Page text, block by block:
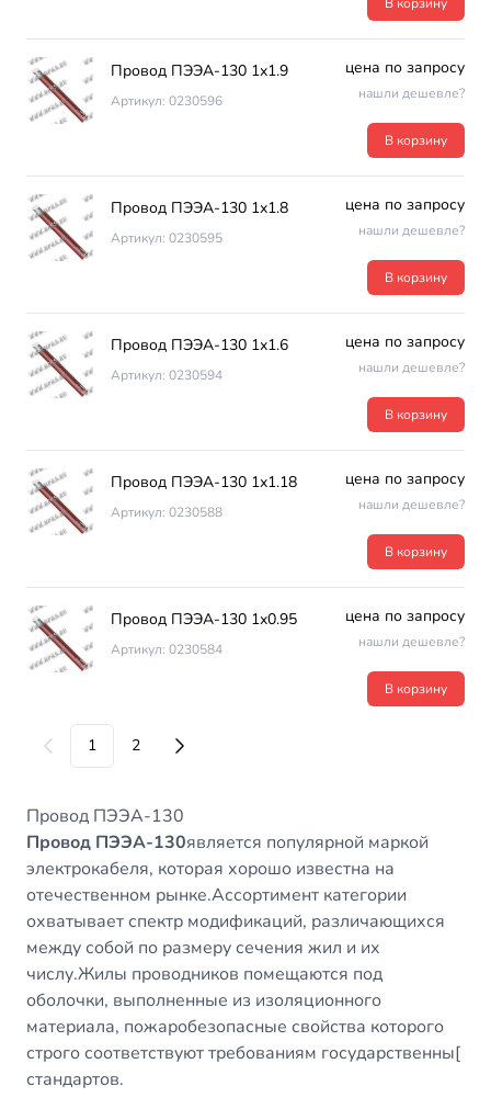
Провод ПЭЭА-130 1х1.9
Артикул: 0230596
цена по запросу
нашли дешевле?
В корзину
Провод ПЭЭА-130 1х1.8
Артикул: 0230595
цена по запросу
нашли дешевле?
В корзину
Провод ПЭЭА-130 1х1.6
Артикул: 0230594
цена по запросу
нашли дешевле?
В корзину
Провод ПЭЭА-130 1х1.18
Артикул: 0230588
цена по запросу
нашли дешевле?
В корзину
Провод ПЭЭА-130 1х0.95
Артикул: 0230584
цена по запросу
нашли дешевле?
В корзину
1 2
Провод ПЭЭА-130
Провод ПЭЭА-130является популярной маркой
электрокабеля, которая хорошо известна на
отечественном рынке.Ассортимент категории
охватывает спектр модификаций, различающихся
между собой по размеру сечения жил и их
числу.Жилы проводников помещаются под
оболочки, выполненные из изоляционного
материала, пожаробезопасные свойства которого
строго соответствуют требованиям государственны[
стандартов.